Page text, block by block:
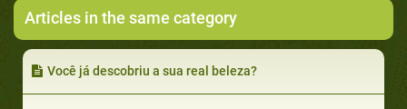
Articles in the same category
Você já descobriu a sua real beleza?